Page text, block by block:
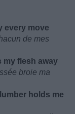
every move
de mes
my flesh away
broie ma
holds me